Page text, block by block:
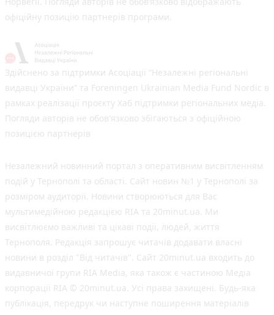
офіційну позицію партнерів програми.
Здійснено за підтримки Асоціації “Незалежні регіональні
видавці України” та Foreningen Ukrainian Media Fund Nordic в
рамках реалізації проєкту Хаб підтримки регіональних медіа.
Погляди авторів не обов'язково збігаються з офіційною
позицією партнерів
Незалежний новинний портал з оперативним висвітленням
подій у Тернополі та області. Сайт новин №1 у Тернополі за
розміром аудиторії. Новини створюються для Вас
мультимедійною редакцією RIA та 20minut.ua. Ми
висвітлюємо важливі та цікаві події, людей, життя
Тернополя. Редакція запрошує читачів додавати власні
новини в розділ "Від читачів". Сайт 20minut.ua входить до
видавничої групи RIA Media, яка також є частиною Медіа
корпорації RIA © 20minut.ua. Усі права захищені. Будь-яка
публiкацiя, передрук чи наступне поширення матеріалів